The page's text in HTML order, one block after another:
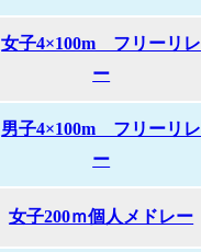
女子4×100m フリーリレ
ー
男子4×100m フリーリレ
ー
女子200ｍ個人メドレー